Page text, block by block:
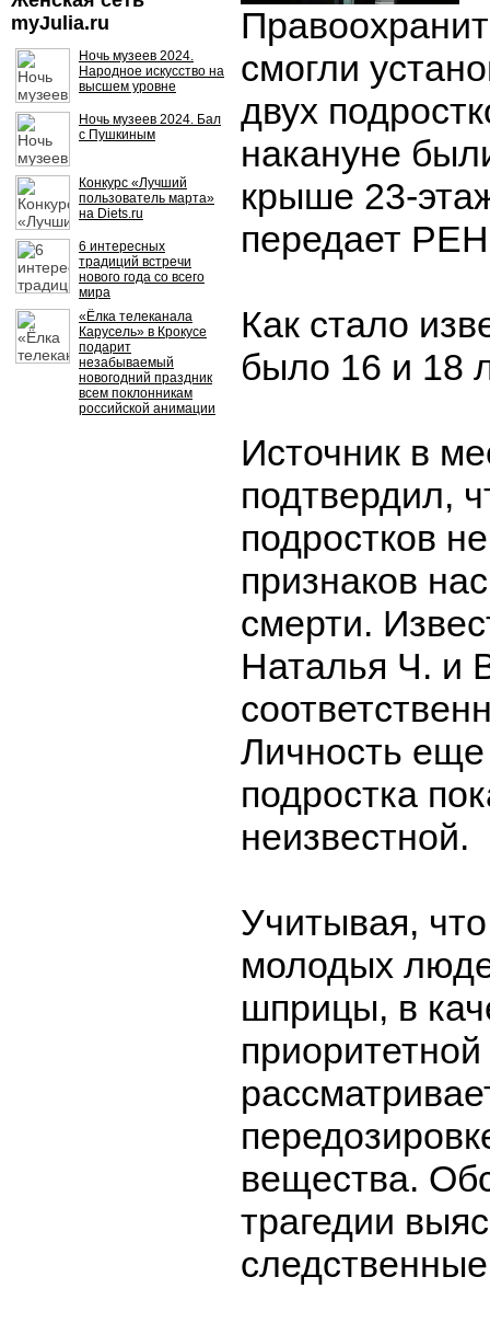
myJulia.ru
Ночь музеев 2024.
Народное искусство на
высшем уровне
Ночь музеев 2024. Бал
с Пушкиным
Конкурс «Лучший
пользователь марта»
на Diets.ru
6 интересных
традиций встречи
нового года со всего
мира
«Ёлка телеканала
Карусель» в Крокусе
подарит
незабываемый
новогодний праздник
всем поклонникам
российской анимации
смогли
двух
накануне
крыше 23-
передает
Как стало
было 16 и 18
Источник в
подтвердил,
подростков
признаков
смерти.
Наталья Ч. и
Личность еще
подростка
неизвестной.
Учитывая,
молодых
шприцы, в
вещества.
трагедии